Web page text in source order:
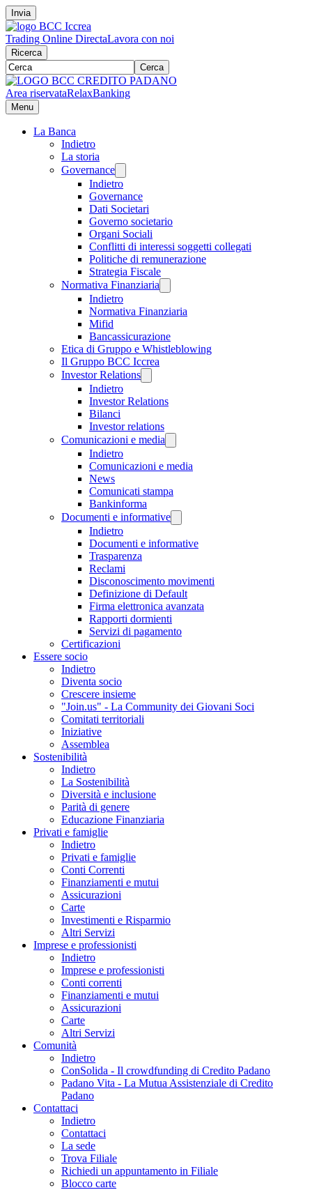
Invia
Trading Online DirectaLavora con noi
Ricerca
Cerca
Area riservataRelaxBanking
Menu
La Banca
Indietro
La storia
Governance
Indietro
Governance
Dati Societari
Governo societario
Organi Sociali
Conflitti di interessi soggetti collegati
Politiche di remunerazione
Strategia Fiscale
Normativa Finanziaria
Indietro
Normativa Finanziaria
Mifid
Bancassicurazione
Etica di Gruppo e Whistleblowing
Il Gruppo BCC Iccrea
Investor Relations
Indietro
Investor Relations
Bilanci
Investor relations
Comunicazioni e media
Indietro
Comunicazioni e media
News
Comunicati stampa
Bankinforma
Documenti e informative
Indietro
Documenti e informative
Trasparenza
Reclami
Disconoscimento movimenti
Definizione di Default
Firma elettronica avanzata
Rapporti dormienti
Servizi di pagamento
Certificazioni
Essere socio
Indietro
Diventa socio
Crescere insieme
"Join.us" - La Community dei Giovani Soci
Comitati territoriali
Iniziative
Assemblea
Sostenibilità
Indietro
La Sostenibilità
Diversità e inclusione
Parità di genere
Educazione Finanziaria
Privati e famiglie
Indietro
Privati e famiglie
Conti Correnti
Finanziamenti e mutui
Assicurazioni
Carte
Investimenti e Risparmio
Altri Servizi
Imprese e professionisti
Indietro
Imprese e professionisti
Conti correnti
Finanziamenti e mutui
Assicurazioni
Carte
Altri Servizi
Comunità
Indietro
ConSolida - Il crowdfunding di Credito Padano
Padano Vita - La Mutua Assistenziale di Credito
Padano
Contattaci
Indietro
Contattaci
La sede
Trova Filiale
Richiedi un appuntamento in Filiale
Blocco carte